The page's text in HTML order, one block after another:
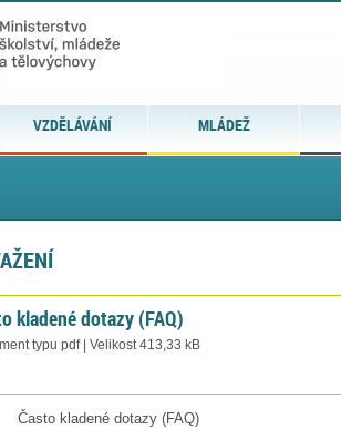
VZDĚLÁVÁNÍ MLÁDEŽ
kladené dotazy (FAQ)
typu pdf | Velikost 413,33 kB
Často kladené dotazy (FAQ)